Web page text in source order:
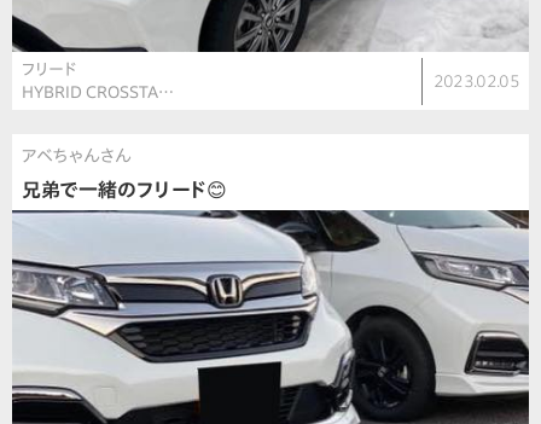
フリード
HYBRID CROSSTA…
2023.02.05
アベちゃんさん
兄弟で一緒のフリード😊